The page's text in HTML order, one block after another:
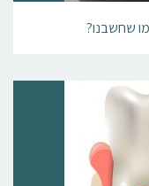
שחשבנו?